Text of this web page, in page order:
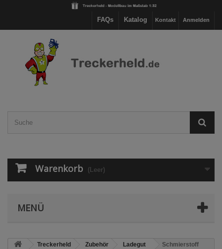
Anmelden
Kontakt
Katalog
FAQs
Warenkorb (Leer)
MENÜ
Treckerheld Zubehör Ladegut
Schmierstoff